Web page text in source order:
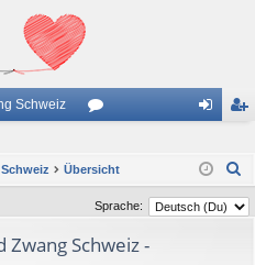
Schweiz
en m
el
ist
rie
Übersicht
c
Sprache:
Schweiz -